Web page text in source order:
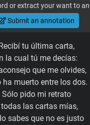
or extract your want to
Submit an annotation
Recibí tu última carta,
la cual tú me decías:
que me olvides,
ha muerto entre los dos.
Sólo pido mi retrato
las cartas mías,
sabes que no es justo